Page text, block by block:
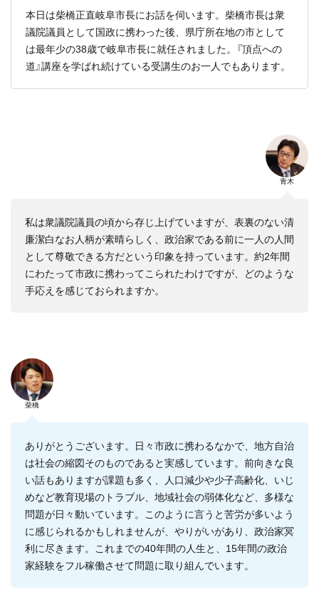
本日は柴橋正直岐阜市長にお話を伺います。柴橋市長は衆
議院議員として国政に携わった後、県庁所在地の市として
は最年少の38歳で岐阜市長に就任されました。『頂点への
道』講座を学ばれ続けている受講生のお一人でもあります。
青木
私は衆議院議員の頃から存じ上げていますが、表裏のない清
廉潔白なお人柄が素晴らしく、政治家である前に一人の人間
として尊敬できる方だという印象を持っています。約2年間
にわたって市政に携わってこられたわけですが、どのような
手応えを感じておられますか。
柴橋
ありがとうございます。日々市政に携わるなかで、地方自治
は社会の縮図そのものであると実感しています。前向きな良
い話もありますが課題も多く、人口減少や少子高齢化、いじ
めなど教育現場のトラブル、地域社会の弱体化など、多様な
問題が日々動いています。このように言うと苦労が多いよう
に感じられるかもしれませんが、やりがいがあり、政治家冥
利に尽きます。これまでの40年間の人生と、15年間の政治
家経験をフル稼働させて問題に取り組んでいます。